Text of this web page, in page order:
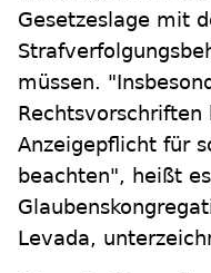
Gesetzeslage mit
müssen.
Rechtsvorschriften
Anzeigepflicht für
beachten", heißt
Levada,